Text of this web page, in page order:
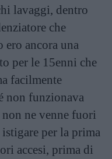
lavaggi, dentro
che
ero ancora una
per le 15enni che
facilmente
non funzionava
ne venne fuori
per la prima
accesi, prima di